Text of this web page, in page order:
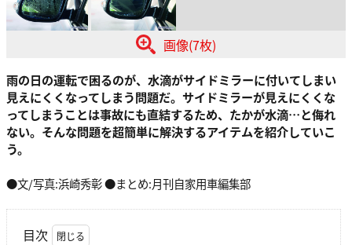
画像(7枚)
雨の日の運転で困るのが、水滴がサイドミラーに付いてしまい
見えにくくなってしまう問題だ。サイドミラーが見えにくくな
ってしまうことは事故にも直結するため、たかが水滴…と侮れ
ない。そんな問題を超簡単に解決するアイテムを紹介していこ
う。
●文/写真:浜崎秀彰 ●まとめ:月刊自家用車編集部
目次